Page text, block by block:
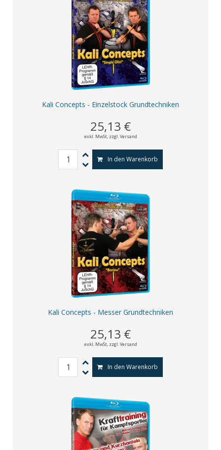
Kali Concepts - Einzelstock Grundtechniken
25,13 €
exkl. MwSt, zzgl. Versand
In den Warenkorb
Kali Concepts - Messer Grundtechniken
25,13 €
exkl. MwSt, zzgl. Versand
In den Warenkorb